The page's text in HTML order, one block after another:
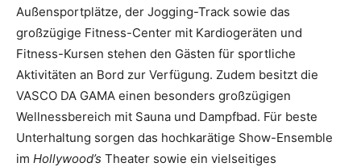
Außensportplätze, der Jogging-Track sowie das
großzügige Fitness-Center mit Kardiogeräten und
Fitness-Kursen stehen den Gästen für sportliche
Aktivitäten an Bord zur Verfügung. Zudem besitzt die
VASCO DA GAMA einen besonders großzügigen
Wellnessbereich mit Sauna und Dampfbad. Für beste
Unterhaltung sorgen das hochkarätige Show-Ensemble
im Hollywood’s Theater sowie ein vielseitiges